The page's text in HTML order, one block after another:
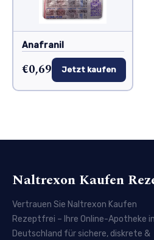
Anafranil
€0,69 Jetzt kaufen
Naltrexon Kaufen
Vertrauen Sie Naltrexon Kaufen
Rezeptfrei – Ihre Online-Apotheke in
Deutschland für sichere, diskrete &